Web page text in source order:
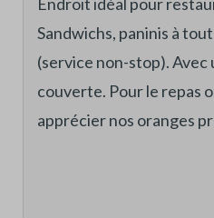
Sandwichs, paninis à
(service non-stop). Avec
couverte. Pour le repas
apprécier nos oranges